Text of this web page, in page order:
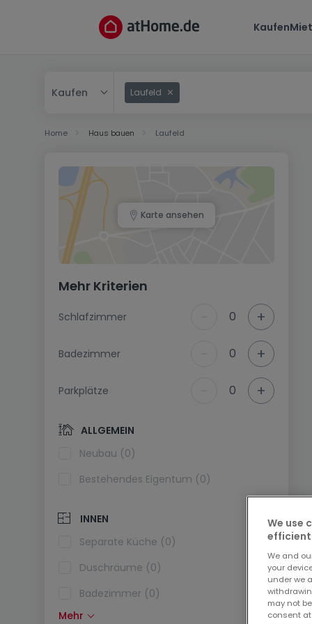
Kaufen
Kaufen Laufeld
Home Haus bauen Laufeld
Karte ansehen
Mehr Kriterien
Schlafzimmer 0 +
Badezimmer 0 +
Parkplätze 0 +
ALLGEMEIN
Neubau (0)
Bestehendes Eigentum (0)
INNEN
Separate Küche (0)
Duschräume (0)
Badezimmer (0)
Einbauküche (0)
Mehr
We use
We and
your
under we
may not
consent